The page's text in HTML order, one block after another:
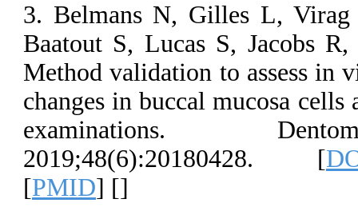
3. Belmans
Baatout S,
Method
changes in